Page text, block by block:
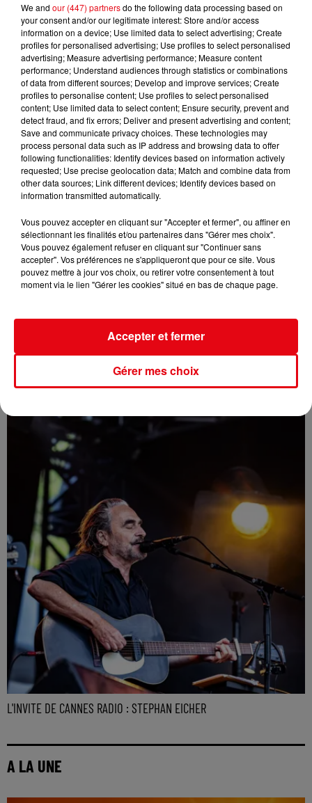
L'INVITEE DE CANNES RADIO : ANGELIQUE KIDJO
L'INVITE DE CANNES RADIO : KEZIAH JONES
L'INVITE DE CANNES RADIO : STEPHAN EICHER
A LA UNE
We and our (447) partnersdo the following data processing based on
your consent and/or our legitimate interest: Store and/or access
information on a device; Use limited data to select advertising; Create
profiles for personalised advertising; Use profiles to select personalised
advertising; Measure advertising performance; Measure content
performance; Understand audiences through statistics or combinations
of data from different sources; Develop and improve services; Create
profiles to personalise content; Use profiles to select personalised
content; Use limited data to select content; Ensure security, prevent and
detect fraud, and fix errors; Deliver and present advertising and content;
Save and communicate privacy choices. These technologies may
process personal data such as IP address and browsing data to offer
following functionalities: Identify devices based on information actively
requested; Use precise geolocation data; Match and combine data from
other data sources; Link different devices; Identify devices based on
information transmitted automatically.
Vous pouvez accepter en cliquant sur "Accepter et fermer", ou affiner en
sélectionnant les finalités et/ou partenaires dans "Gérer mes choix".
Vous pouvez également refuser en cliquant sur "Continuer sans
accepter". Vos préférences ne s'appliqueront que pour ce site. Vous
pouvez mettre à jour vos choix, ou retirer votre consentement à tout
moment via le lien "Gérer les cookies" situé en bas de chaque page.
Gérer mes choix
Accepter et fermer